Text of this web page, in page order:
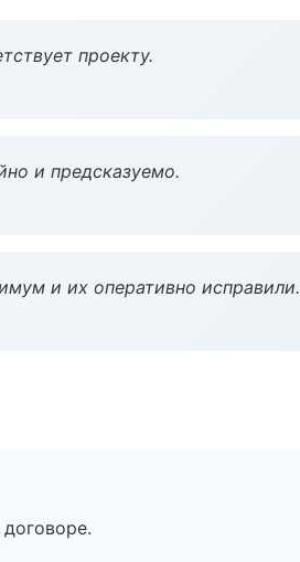
проекту.
и предсказуемо.
и их оперативно исправили.